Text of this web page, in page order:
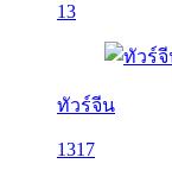
13
ทัวร์จีน
1317